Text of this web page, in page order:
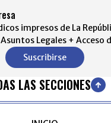
impresos de La
Legales + Acceso
Suscribirse
LAS SECCIONES